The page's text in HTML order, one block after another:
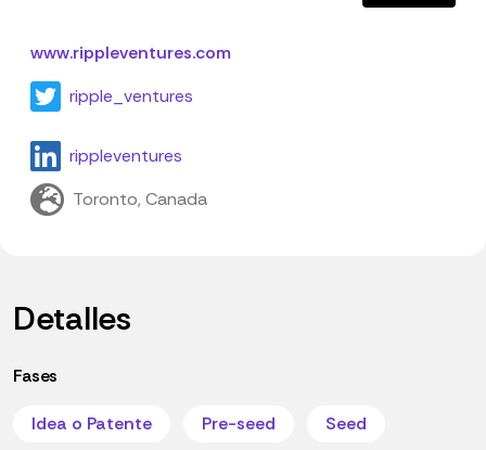
www.rippleventures.com
ripple_ventures
rippleventures
Toronto, Canada
Detalles
Fases
Idea o Patente Pre-seed
Seed